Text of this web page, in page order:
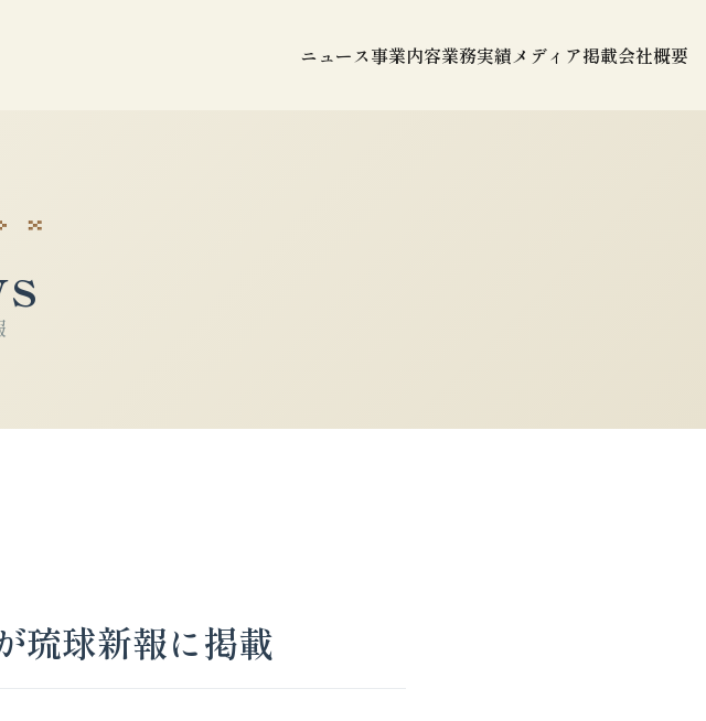
ニュース事業内容業務実績メディア掲載会社概要
琉球新報に掲載